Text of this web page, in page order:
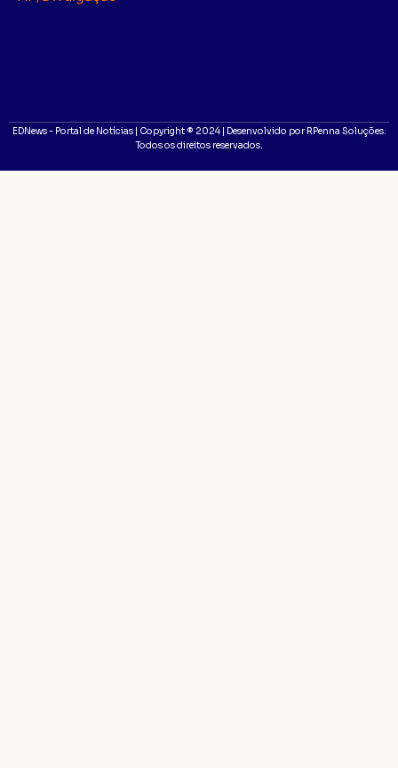
EDNews - Portal de Notícias | Copyright ® 2024 | Desenvolvido por RPenna Soluções.
Todos os direitos reservados.